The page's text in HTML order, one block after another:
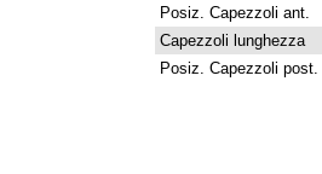
Posiz. Capezzoli ant.
Capezzoli lunghezza
Posiz. Capezzoli post.